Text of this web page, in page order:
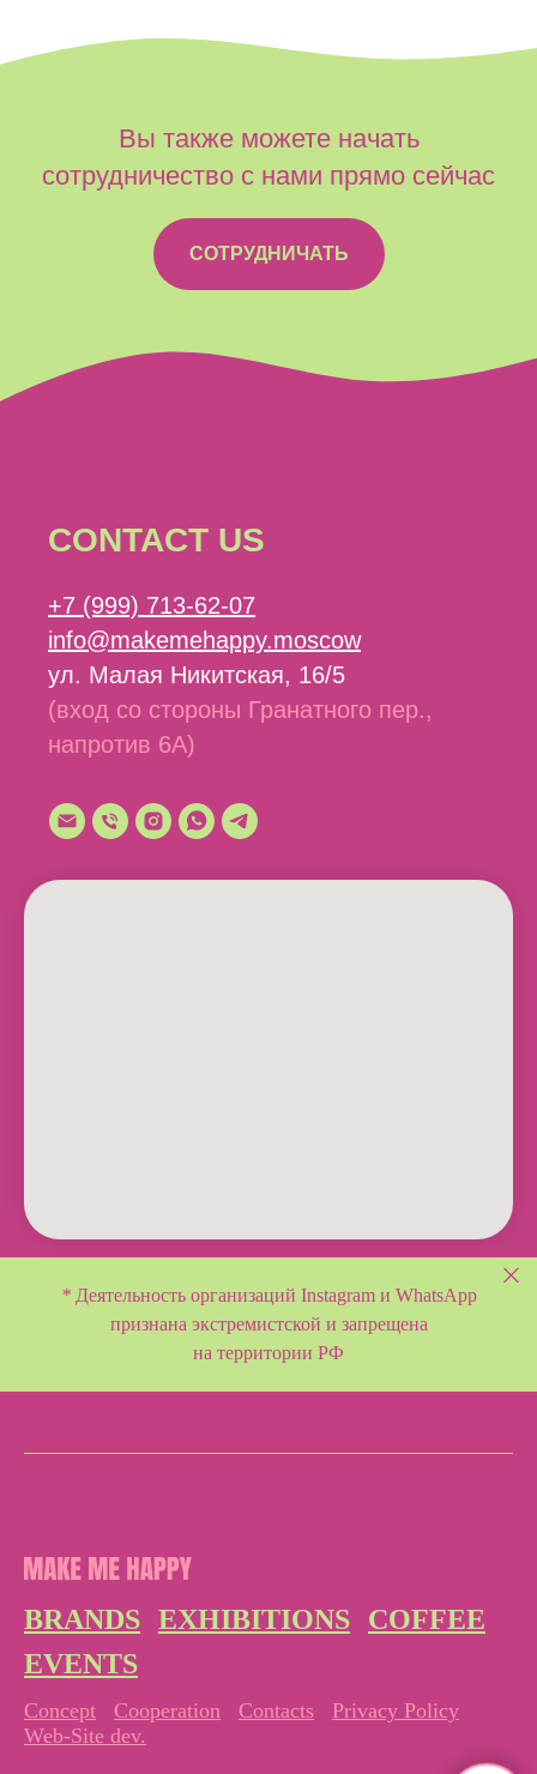
Вы также можете начать
сотрудничество с нами прямо сейчас
СОТРУДНИЧАТЬ
CONTACT US
+7 (999) 713-62-07
info@makemehappy.moscow
ул. Малая Никитская, 16/5
(вход со стороны Гранатного пер.,
напротив 6А)
*Деятельность организаций Instagram и WhatsApp
признана экстремистской и запрещена
на территории РФ
BRANDS EXHIBITIONS
COFFEE
EVENTS
Concept Cooperation Contacts
Privacy Policy
Web-Site dev.